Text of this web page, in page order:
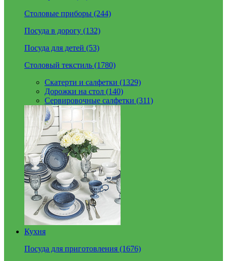
Столовые приборы (244)
Посуда в дорогу (132)
Посуда для детей (53)
Столовый текстиль (1780)
Скатерти и салфетки (1329)
Дорожки на стол (140)
Сервировочные салфетки (311)
Кухня
Посуда для приготовления (1676)